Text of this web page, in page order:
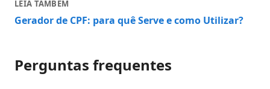
LEIA TAMBÉM
Gerador de CPF: para quê Serve e como Utilizar?
Perguntas frequentes